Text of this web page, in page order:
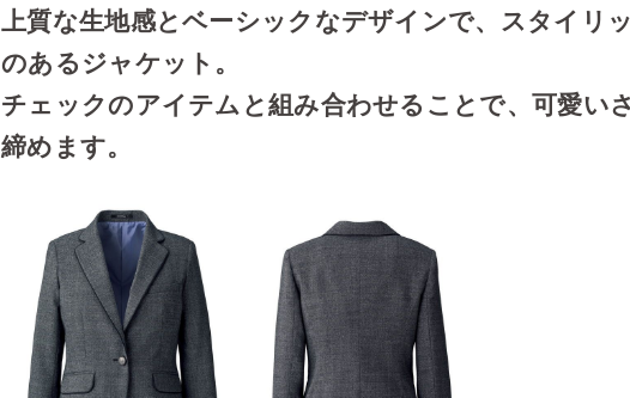
上質な生地感とベーシックなデザインで、スタイリ
のあるジャケット。
チェックのアイテムと組み合わせることで、可愛い
締めます。